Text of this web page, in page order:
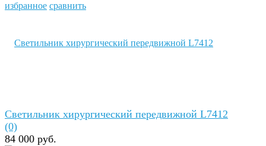
избранное сравнить
Светильник хирургический передвижной L7412
(0)
84 000 руб.